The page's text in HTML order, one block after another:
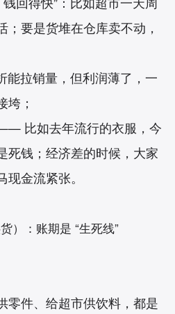
要是货堆在仓库卖不动，
能拉销量，但利润薄了，一
垮；
比如去年流行的衣服，今
死钱；经济差的时候，大家
金流紧张。
）：账期是 “生死线”
零件、给超市供饮料，都是